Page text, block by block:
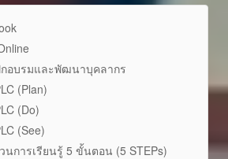
อบรมและพัฒนาบุคลากร
(Plan)
(Do)
(See)
นการเรียนรู้ 5 ขั้นตอน (5 STEPs)